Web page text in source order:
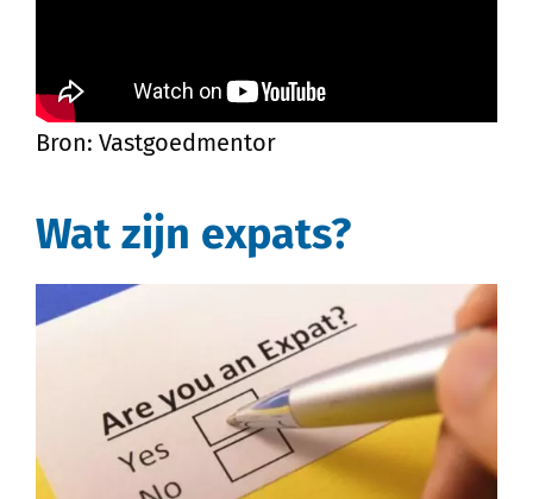
Bron: Vastgoedmentor
Wat zijn expats?